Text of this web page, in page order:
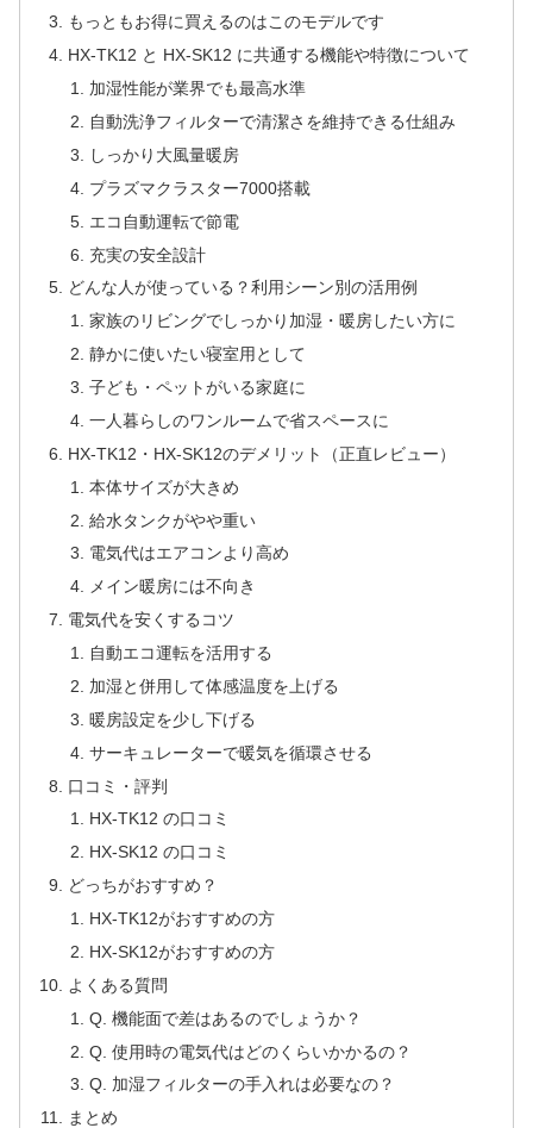
もっともお得に買えるのはこのモデルです
HX-TK12 と HX-SK12 に共通する機能や特徴について
加湿性能が業界でも最高水準
自動洗浄フィルターで清潔さを維持できる仕組み
しっかり大風量暖房
プラズマクラスター7000搭載
エコ自動運転で節電
充実の安全設計
どんな人が使っている？利用シーン別の活用例
家族のリビングでしっかり加湿・暖房したい方に
静かに使いたい寝室用として
子ども・ペットがいる家庭に
一人暮らしのワンルームで省スペースに
HX-TK12・HX-SK12のデメリット（正直レビュー）
本体サイズが大きめ
給水タンクがやや重い
電気代はエアコンより高め
メイン暖房には不向き
電気代を安くするコツ
自動エコ運転を活用する
加湿と併用して体感温度を上げる
暖房設定を少し下げる
サーキュレーターで暖気を循環させる
口コミ・評判
HX-TK12 の口コミ
HX-SK12 の口コミ
どっちがおすすめ？
HX-TK12がおすすめの方
HX-SK12がおすすめの方
よくある質問
Q. 機能面で差はあるのでしょうか？
Q. 使用時の電気代はどのくらいかかるの？
Q. 加湿フィルターの手入れは必要なの？
まとめ